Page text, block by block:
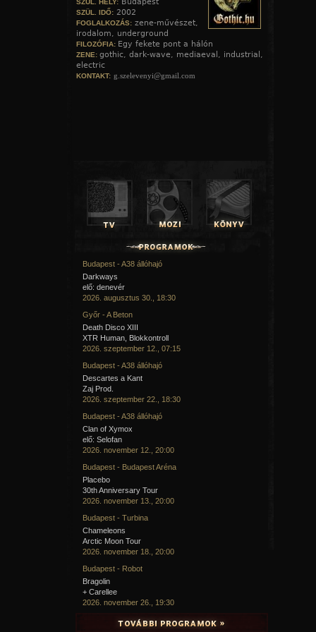
A cikk a ChatGPT segítségével készült.
Források: Ókori kelta mítoszok és leírások,
Britannica és néprajzi gyűjtemények alapján
britannica.com ,en.wikipedia.org, feol.hu,
Beltane ünnep – kelta források
National Geographic – Hogyan éled újra Skócia egy ősi
Cikk a Beltane tűzfesztivál skót újraélesztéséről és annak
National Geographic
Információk a Beltane ünnepi ételeiről és azok elkészítéséről.
Allrecipes
Hungarian Living – A májusfa
Leírás a magyar májusfa állításának
jelentéséről.
Hungarian Living
Hungarian Culture Days – Pünkösdi hagyományok
Információk a pünkösdi király és királynő választásának
Hungarian Culture Days
A hozzászóláshozregisztráció
SZÜL. HELY: Budapest
SZÜL. IDŐ: 2002
FOGLALKOZÁS: zene-művészet,
irodalom, underground
FILOZÓFIA: Egy fekete pont a hálón
ZENE: gothic, dark-wave, mediaeval, industrial,
electric
KONTAKT: g.szelevenyi@gmail.com
Budapest - A38 állóhajó
Darkways
elő: denevér
2026. augusztus 30., 18:30
Győr - A Beton
Death Disco XIII
XTR Human, Blokkontroll
2026. szeptember 12., 07:15
Budapest - A38 állóhajó
Descartes a Kant
Zaj Prod.
2026. szeptember 22., 18:30
Budapest - A38 állóhajó
Clan of Xymox
elő: Selofan
2026. november 12., 20:00
Budapest - Budapest Aréna
Placebo
30th Anniversary Tour
2026. november 13., 20:00
Budapest - Turbina
Chameleons
Arctic Moon Tour
2026. november 18., 20:00
Budapest - Robot
Bragolin
+ Carellee
2026. november 26., 19:30